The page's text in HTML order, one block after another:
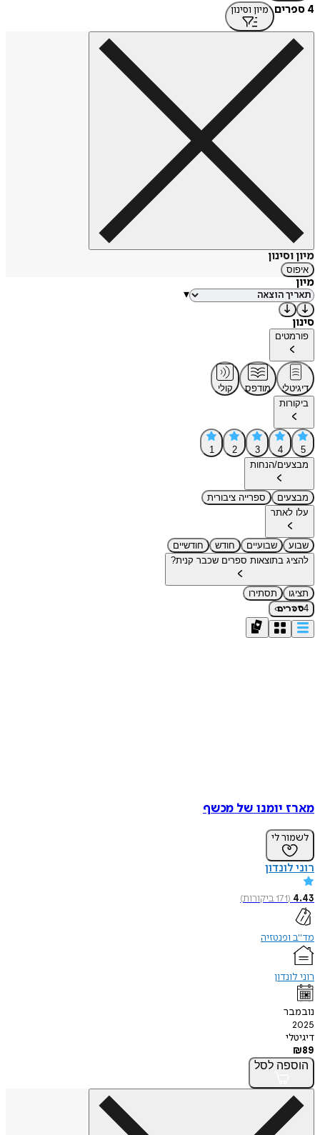
4 ספרים מיון וסינון
מיון וסינון
איפוס
מיון
▾
סינון
פורמטים
דיגיטלי מודפס
קולי
ביקורות
5
4
3
2
1
מבצעים/הנחות
מבצעים
ספרייה ציבורית
עלו לאתר
שבוע שבועיים חודש
חודשיים
להציג בתוצאות ספרים שכבר קנית?
תציגו
תסתירו
4ספרים›
מארז יומנו של מכשף
לשמור לי
רוני לונדון
4.43
(
171ביקורות)
מד"ב ופנטזיה
רוני לונדון
נובמבר
2025
דיגיטלי
₪89
הוספה לסל